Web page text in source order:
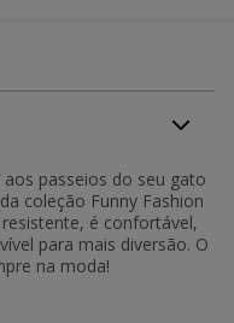
passeios do seu gato
coleção Funny Fashion
é confortável,
para mais diversão. O
na moda!